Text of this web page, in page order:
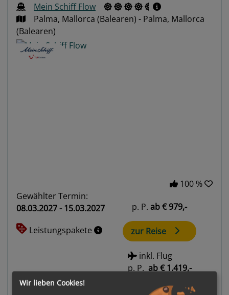
Mein Schiff Flow
Palma, Mallorca (Balearen) - Palma, Mallorca
(Balearen)
100 %
Gewählter Termin:
08.03.2027 - 15.03.2027
Leistungspakete
p. P. ab€ 979,-
zur Reise
inkl. Flug
p. P. ab€ 1.419,-
Wir lieben Cookies!